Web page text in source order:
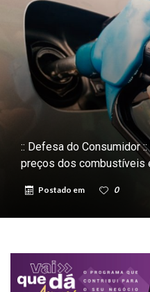
:: Defesa do Consumidor
preços dos combustíveis
Postado em 0